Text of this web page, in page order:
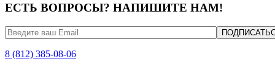
ЕСТЬ ВОПРОСЫ? НАПИШИТЕ НАМ!
8 (812) 385-08-06